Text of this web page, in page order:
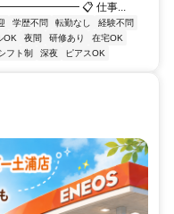
📋 仕事...
学歴不問 転勤なし
経験不問
OK 夜間 研修あり
在宅OK
フト制 深夜 ピアスOK